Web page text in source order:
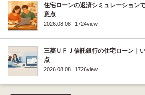
住宅ローンの返済シミュレーション
意点
2026.08.08 1724view
三菱ＵＦＪ信託銀行の住宅ローン｜
点
2026.08.08 1726view